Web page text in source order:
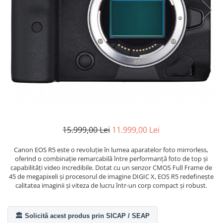
Accesorii filtre
Convertoare pe filet foto video
Inele reductii obiective
Curatare si intretinere
Bracket-uri si suporti
Huse protectie blitz extern
Huse protectie filtre gel
Incarcatoare acumulatori Foto-
Huse protectie acumulatori foto
Tablete grafice
Adaptoare pentru convertoare sau
Alimentatoare 220V
Huse de ploaie
Microfoane / Reportofoane
Nivela patina
Transmitator de fisiere fara fir
Drone
Camere Video Compacte
Declansatoare Radio si Infrarosu
Huse si genti pentru studio
Becuri si lampa blitz studio
Suruburi si piulite, adaptoare de
trecere
Imprimante SECOND HAND
Video - Convertoare pe filet
Acumulatori si incarcatoare S.H.
Adaptoare pentru compacte
Diverse S.H.
15.999,00 Lei 11.999,00 Lei
Canon EOS R5 este o revoluție în lumea aparatelor foto mirrorless,
oferind o combinație remarcabilă între performanță foto de top și
capabilități video incredibile. Dotat cu un senzor CMOS Full Frame de
45 de megapixeli și procesorul de imagine DIGIC X, EOS R5 redefinește
calitatea imaginii și viteza de lucru într-un corp compact și robust.
🏛️ Solicită acest produs prin SICAP / SEAP